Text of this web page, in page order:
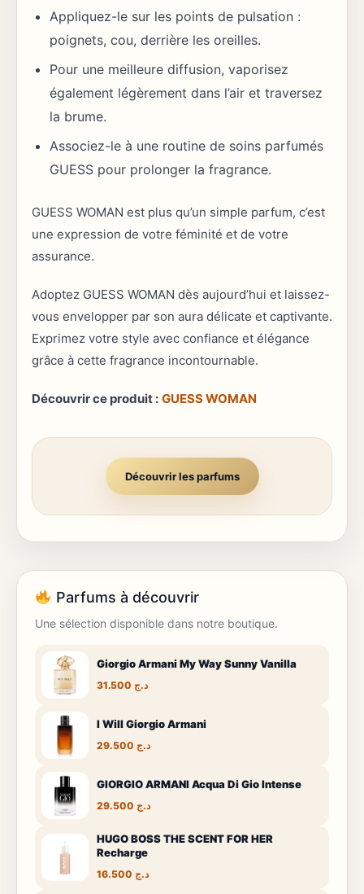
Appliquez-le sur les points de pulsation :
poignets, cou, derrière les oreilles.
Pour une meilleure diffusion, vaporisez
également légèrement dans l’air et traversez
la brume.
Associez-le à une routine de soins parfumés
GUESS pour prolonger la fragrance.
GUESS WOMAN est plus qu’un simple parfum, c’est
une expression de votre féminité et de votre
assurance.
Adoptez GUESS WOMAN dès aujourd’hui et laissez-
vous envelopper par son aura délicate et captivante.
Exprimez votre style avec confiance et élégance
grâce à cette fragrance incontournable.
Découvrir ce produit : GUESS WOMAN
Découvrir les parfums
Parfums à découvrir
Une sélection disponible dans notre boutique.
Giorgio Armani My Way Sunny Vanilla
د.ج
I Will Giorgio Armani
د.ج
GIORGIO ARMANI Acqua Di Gio Intense
د.ج
HUGO BOSS THE SCENT FOR HER
Recharge
د.ج